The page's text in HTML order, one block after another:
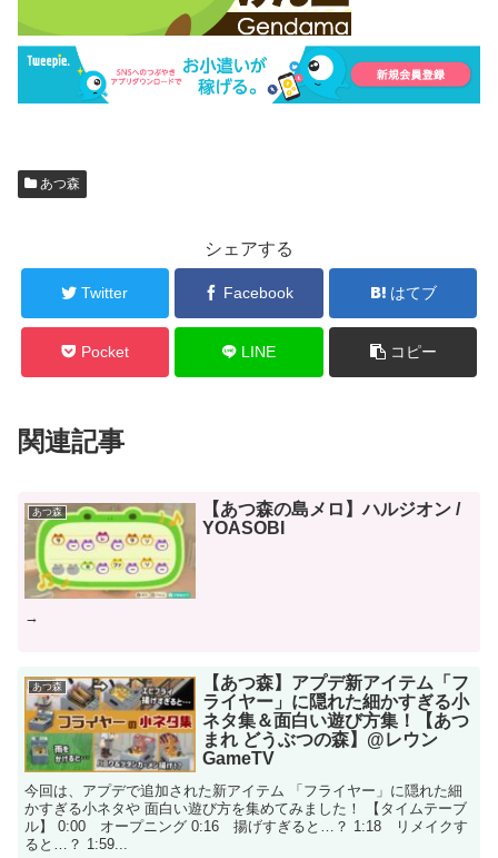
あつ森
シェアする
Twitter Facebook はてブ
Pocket LINE コピー
関連記事
あつ森
【あつ森の島メロ】ハルジオン /
YOASOBI
→
あつ森
【あつ森】アプデ新アイテム「フ
ライヤー」に隠れた細かすぎる小
ネタ集＆面白い遊び方集！【あつ
まれ どうぶつの森】@レウン
GameTV
今回は、アプデで追加された新アイテム 「フライヤー」に隠れた細
かすぎる小ネタや 面白い遊び方を集めてみました！ 【タイムテーブ
ル】 0:00 オープニング 0:16 揚げすぎると…？ 1:18 リメイクす
ると…？ 1:59...